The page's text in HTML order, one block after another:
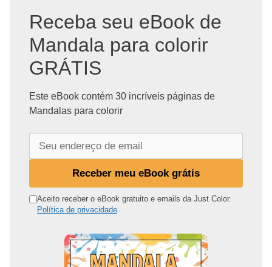
Receba seu eBook de
Mandala para colorir
GRÁTIS
Este eBook contém 30 incríveis páginas de
Mandalas para colorir
n
Receber meu eBook grátis
Aceito receber o eBook gratuito e emails da Just Color.
Política de privacidade